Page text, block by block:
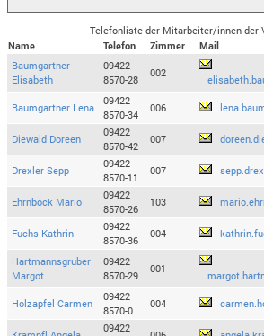
Telefonliste der Mitarbeiter/innen der
Name
Telefon Zimmer
Mail
Baumgartner
Elisabeth
09422
8570-28
002
Baumgartner Lena
09422
8570-34
006
Diewald Doreen
09422
8570-42
007
Drexler Sepp
09422
8570-11
007
Ehrnböck Mario
09422
8570-26
103
Fuchs Kathrin
09422
8570-36
004
Hartmannsgruber
Margot
09422
8570-29
001
Holzapfel Carmen
09422
8570-0
004
09422